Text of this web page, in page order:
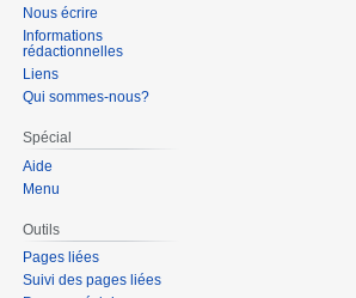
Nous écrire
Informations
rédactionnelles
Liens
Qui sommes-nous?
Spécial
Aide
Menu
Outils
Pages liées
Suivi des pages liées